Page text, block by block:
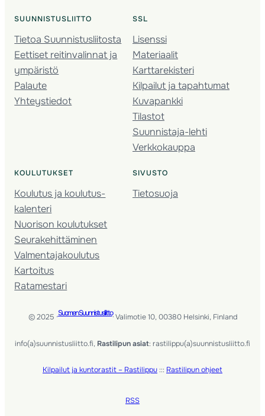
SUUNNISTUSLIITTO
Tietoa Suunnistusliitosta
Eettiset reitinvalinnat ja
ympäristö
Palaute
Yhteystiedot
SSL
Lisenssi
Materiaalit
Karttarekisteri
Kilpailut ja tapahtumat
Kuvapankki
Tilastot
Suunnistaja-lehti
Verkkokauppa
KOULUTUKSET
Koulutus ja koulutus­
kalenteri
Nuorison koulutukset
Seura­kehittäminen
Valmentaja­koulutus
Kartoitus
Ratamestari
SIVUSTO
Tietosuoja
© 2025 ·Suomen Suunnistusliitto· Valimotie 10, 00380 Helsinki, Finland
info(a)suunnistusliitto.fi, Rastilipun asiat: rastilippu(a)suunnistusliitto.fi
Kilpailut ja kuntorastit – Rastilippu ::: Rastilipun ohjeet
RSS